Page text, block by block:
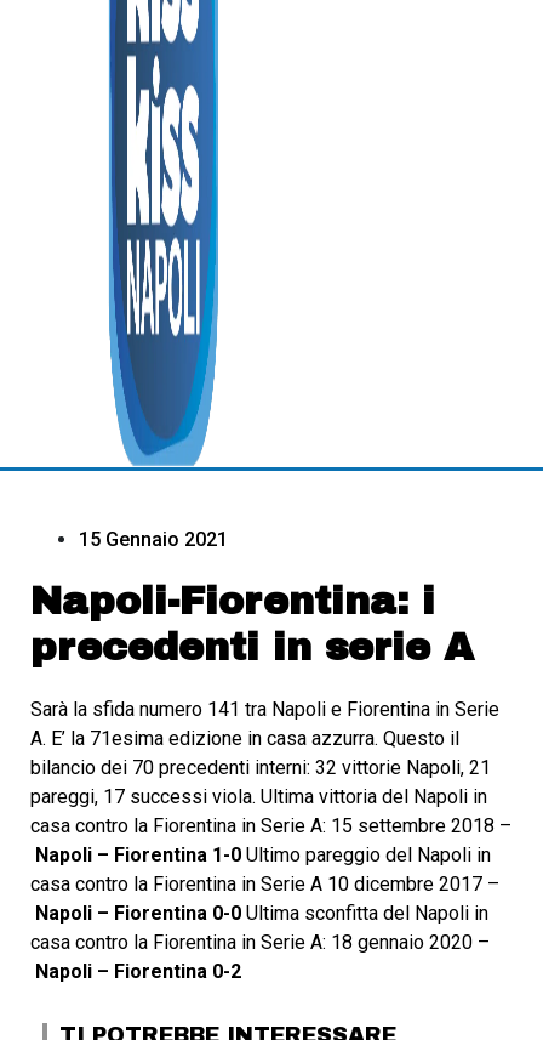
15 Gennaio 2021
Napoli-Fiorentina: i
precedenti in serie A
Sarà la sfida numero 141 tra Napoli e Fiorentina in Serie
A. E’ la 71esima edizione in casa azzurra. Questo il
bilancio dei 70 precedenti interni: 32 vittorie Napoli, 21
pareggi, 17 successi viola. Ultima vittoria del Napoli in
casa contro la Fiorentina in Serie A: 15 settembre 2018 –
Napoli – Fiorentina 1-0 Ultimo pareggio del Napoli in
casa contro la Fiorentina in Serie A 10 dicembre 2017 –
Napoli – Fiorentina 0-0 Ultima sconfitta del Napoli in
casa contro la Fiorentina in Serie A: 18 gennaio 2020 –
Napoli – Fiorentina 0-2
TI POTREBBE INTERESSARE